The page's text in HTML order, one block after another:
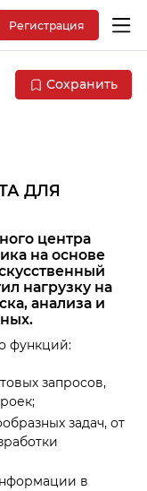
Регистрация
Сохранить
ДЛЯ
центра
на основе
нагрузку на
анализа и
функций:
запросов,
задач, от
в